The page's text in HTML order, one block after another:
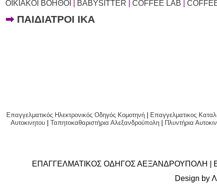
ΟΙΚΙΑΚΟΙ ΒΟΗΘΟΙ
BABYSITTER COFFEE LAB
➡ ΠΑΙΔΙΑΤΡΟΙ ΙΚΑ
ΕΠΑΓΓΕΛΜΑΤΙΚΟΣ ΟΔΗΓΟΣ ΑΕΞΑΝΔΡΟΥΠΟΛΗ
Design by
Επαγγελματικός Ηλεκτρονικός Οδηγός Κομοτηνή
Επαγγελματικος
Αυτοκινητου |Ταπητοκαθαριστήρια Αλεξανδρούπολη Πλυντήρια